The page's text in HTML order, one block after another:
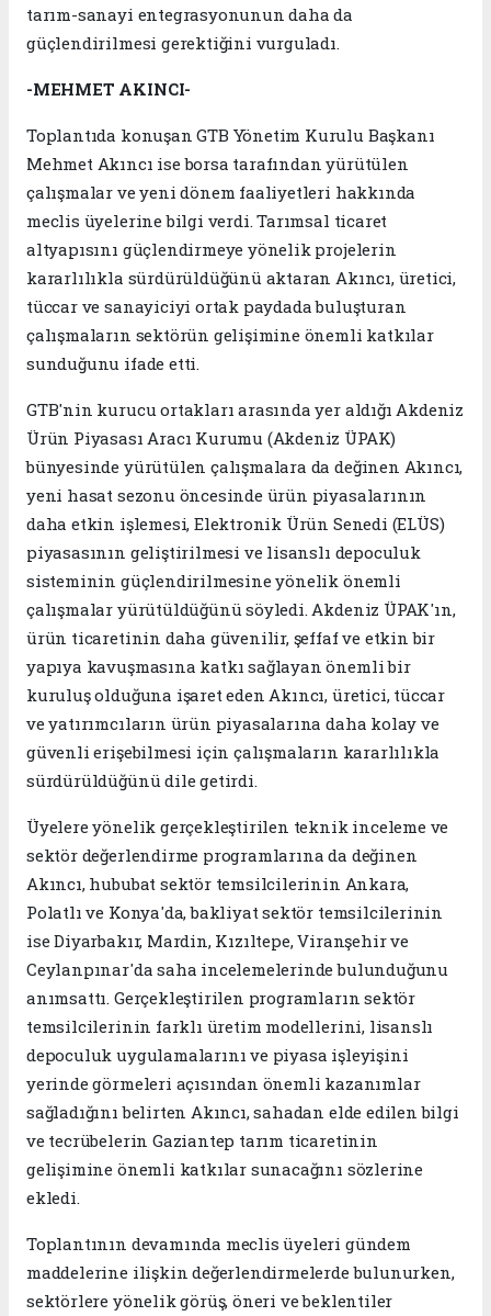
tarım-sanayi entegrasyonunun daha da
güçlendirilmesi gerektiğini vurguladı.
-MEHMET AKINCI-
Toplantıda konuşan GTB Yönetim Kurulu Başkanı
Mehmet Akıncı ise borsa tarafından yürütülen
çalışmalar ve yeni dönem faaliyetleri hakkında
meclis üyelerine bilgi verdi. Tarımsal ticaret
altyapısını güçlendirmeye yönelik projelerin
kararlılıkla sürdürüldüğünü aktaran Akıncı, üretici,
tüccar ve sanayiciyi ortak paydada buluşturan
çalışmaların sektörün gelişimine önemli katkılar
sunduğunu ifade etti.
GTB'nin kurucu ortakları arasında yer aldığı Akdeniz
Ürün Piyasası Aracı Kurumu (Akdeniz ÜPAK)
bünyesinde yürütülen çalışmalara da değinen Akıncı,
yeni hasat sezonu öncesinde ürün piyasalarının
daha etkin işlemesi, Elektronik Ürün Senedi (ELÜS)
piyasasının geliştirilmesi ve lisanslı depoculuk
sisteminin güçlendirilmesine yönelik önemli
çalışmalar yürütüldüğünü söyledi. Akdeniz ÜPAK'ın,
ürün ticaretinin daha güvenilir, şeffaf ve etkin bir
yapıya kavuşmasına katkı sağlayan önemli bir
kuruluş olduğuna işaret eden Akıncı, üretici, tüccar
ve yatırımcıların ürün piyasalarına daha kolay ve
güvenli erişebilmesi için çalışmaların kararlılıkla
sürdürüldüğünü dile getirdi.
Üyelere yönelik gerçekleştirilen teknik inceleme ve
sektör değerlendirme programlarına da değinen
Akıncı, hububat sektör temsilcilerinin Ankara,
Polatlı ve Konya'da, bakliyat sektör temsilcilerinin
ise Diyarbakır, Mardin, Kızıltepe, Viranşehir ve
Ceylanpınar'da saha incelemelerinde bulunduğunu
anımsattı. Gerçekleştirilen programların sektör
temsilcilerinin farklı üretim modellerini, lisanslı
depoculuk uygulamalarını ve piyasa işleyişini
yerinde görmeleri açısından önemli kazanımlar
sağladığını belirten Akıncı, sahadan elde edilen bilgi
ve tecrübelerin Gaziantep tarım ticaretinin
gelişimine önemli katkılar sunacağını sözlerine
ekledi.
Toplantının devamında meclis üyeleri gündem
maddelerine ilişkin değerlendirmelerde bulunurken,
sektörlere yönelik görüş, öneri ve beklentiler